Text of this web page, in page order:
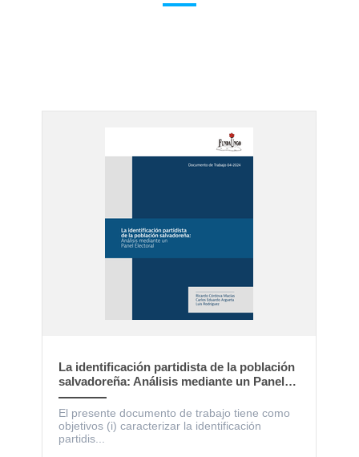
La identificación partidista de la población
salvadoreña: Análisis mediante un Panel
Electoral
El presente documento de trabajo tiene como
objetivos (i) caracterizar la identificación
partidis...